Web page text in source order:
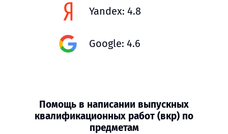
Yandex: 4.8
Google: 4.6
Помощь в написании выпускных
квалификационных работ (вкр) по
предметам